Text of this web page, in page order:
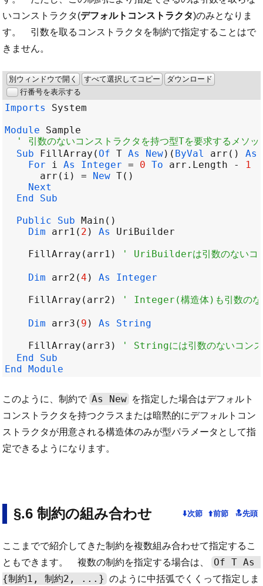
いコンストラクタ(デフォルトコンストラクタ)のみとなりま
す。 引数を取るコンストラクタを制約で指定することはで
きません。
別ウィンドウで開く すべて選択してコピー
ダウンロード
行番号を表示する
Imports
System
Module
Sample
' 引数のないコンストラクタを持つ型Tを要求するメソッ
Sub
FillArray ( Of T As New)( ByVal arr () As
For
i As Integer = 0 To arr . Length -
1
arr ( i ) = New T
Next
End
Sub
Public
Sub Main
Dim
arr1 ( 2 ) As
UriBuilder
FillArray ( arr1 ) ' UriBuilderは引数のないコン
Dim arr2 (4 ) As
Integer
FillArray ( arr2 ) ' Integer(構造体)も引数のな
Dim arr3 ( 9 ) As
String
FillArray ( arr3 )
' Stringには引数のないコンス
End
Sub
End
Module
このように、制約で As New を指定した場合はデフォルト
コンストラクタを持つクラスまたは暗黙的にデフォルトコン
ストラクタが用意される構造体のみが型パラメータとして指
定できるようになります。
制約の組み合わせ
ここまでで紹介してきた制約を複数組み合わせて指定するこ
ともできます。 複数の制約を指定する場合は、
Of T As
{制約1, 制約2, ...} のように中括弧でくくって指定しま